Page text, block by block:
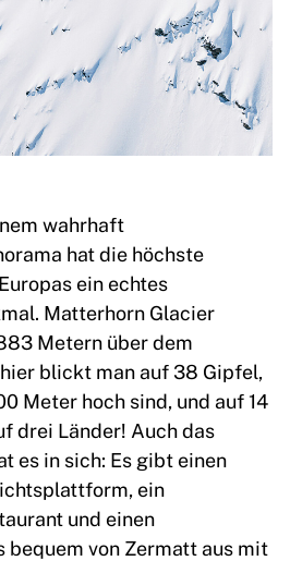
wahrhaft
hat die höchste
ein echtes
Matterhorn Glacier
Metern über dem
blickt man auf 38 Gipfel,
Meter hoch sind, und auf 14
drei Länder! Auch das
es in sich: Es gibt einen
ein
und einen
bequem von Zermatt aus mit